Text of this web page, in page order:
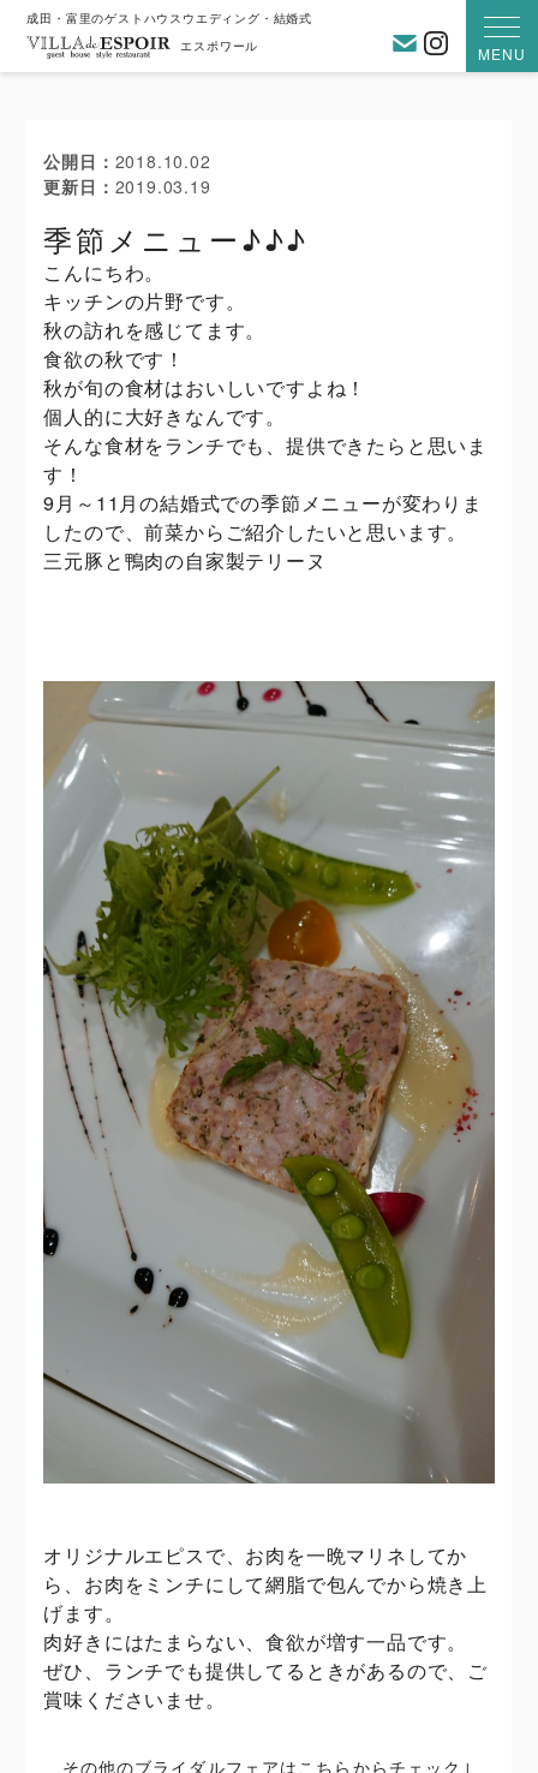
成田・富里のゲストハウスウエディング・結婚式
エスポワール
MENU
お問い合わ
公開日
2018.10.02
更新日
2019.03.19
季節メニュー♪♪♪
こんにちわ。
キッチンの片野です。
秋の訪れを感じてます。
食欲の秋です！
秋が旬の食材はおいしいですよね！
個人的に大好きなんです。
そんな食材をランチでも、提供できたらと思いま
す！
9月～11月の結婚式での季節メニューが変わりま
したので、前菜からご紹介したいと思います。
三元豚と鴨肉の自家製テリーヌ
オリジナルエピスで、お肉を一晩マリネしてか
ら、お肉をミンチにして網脂で包んでから焼き上
げます。
肉好きにはたまらない、食欲が増す一品です。
ぜひ、ランチでも提供してるときがあるので、ご
賞味くださいませ。
その他のブライダルフェアはこちらからチェック↓